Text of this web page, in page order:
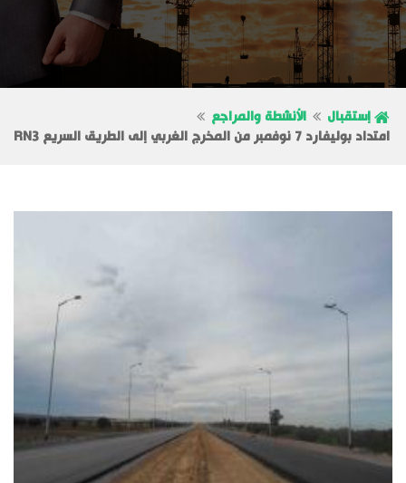
إستقبال
الأنشطة والمراجع
امتداد بوليفارد 7 نوفمبر من المخرج الغربي إلى الطريق السريع RN3